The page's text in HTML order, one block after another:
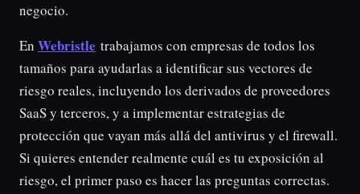
negocio.
En Webristle trabajamos con empresas de todos los
tamaños para ayudarlas a identificar sus vectores de
riesgo reales, incluyendo los derivados de proveedores
SaaS y terceros, y a implementar estrategias de
protección que vayan más allá del antivirus y el firewall.
Si quieres entender realmente cuál es tu exposición al
riesgo, el primer paso es hacer las preguntas correctas.